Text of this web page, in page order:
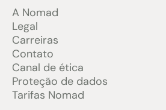
A Nomad
Legal
Carreiras
Contato
Canal de ética
Proteção de dados
Tarifas Nomad